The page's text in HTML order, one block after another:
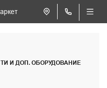
И ДОП. ОБОРУДОВАНИЕ